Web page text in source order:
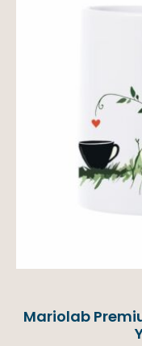
Mariolab